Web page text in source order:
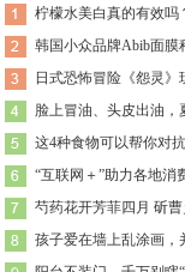
柠檬水美白真的有效吗
韩国小众品牌Abib面膜
日式恐怖冒险《怨灵》
脸上冒油、头皮出油，
这4种食物可以帮你对
“互联网＋”助力各地消
芍药花开芳菲四月 斫
孩子爱在墙上乱涂画，